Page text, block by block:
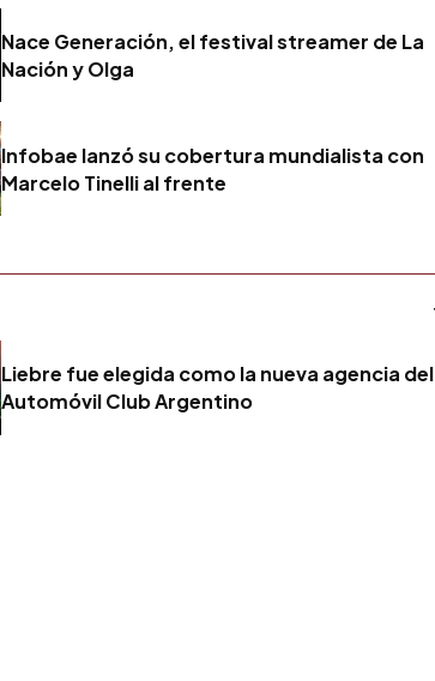
Nace Generación, el festival streamer de La
Nación y Olga
Infobae lanzó su cobertura mundialista con
Marcelo Tinelli al frente
Liebre fue elegida como la nueva agencia del
Automóvil Club Argentino